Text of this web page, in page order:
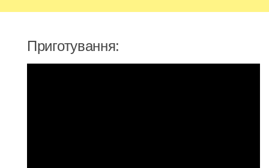
Приготування: